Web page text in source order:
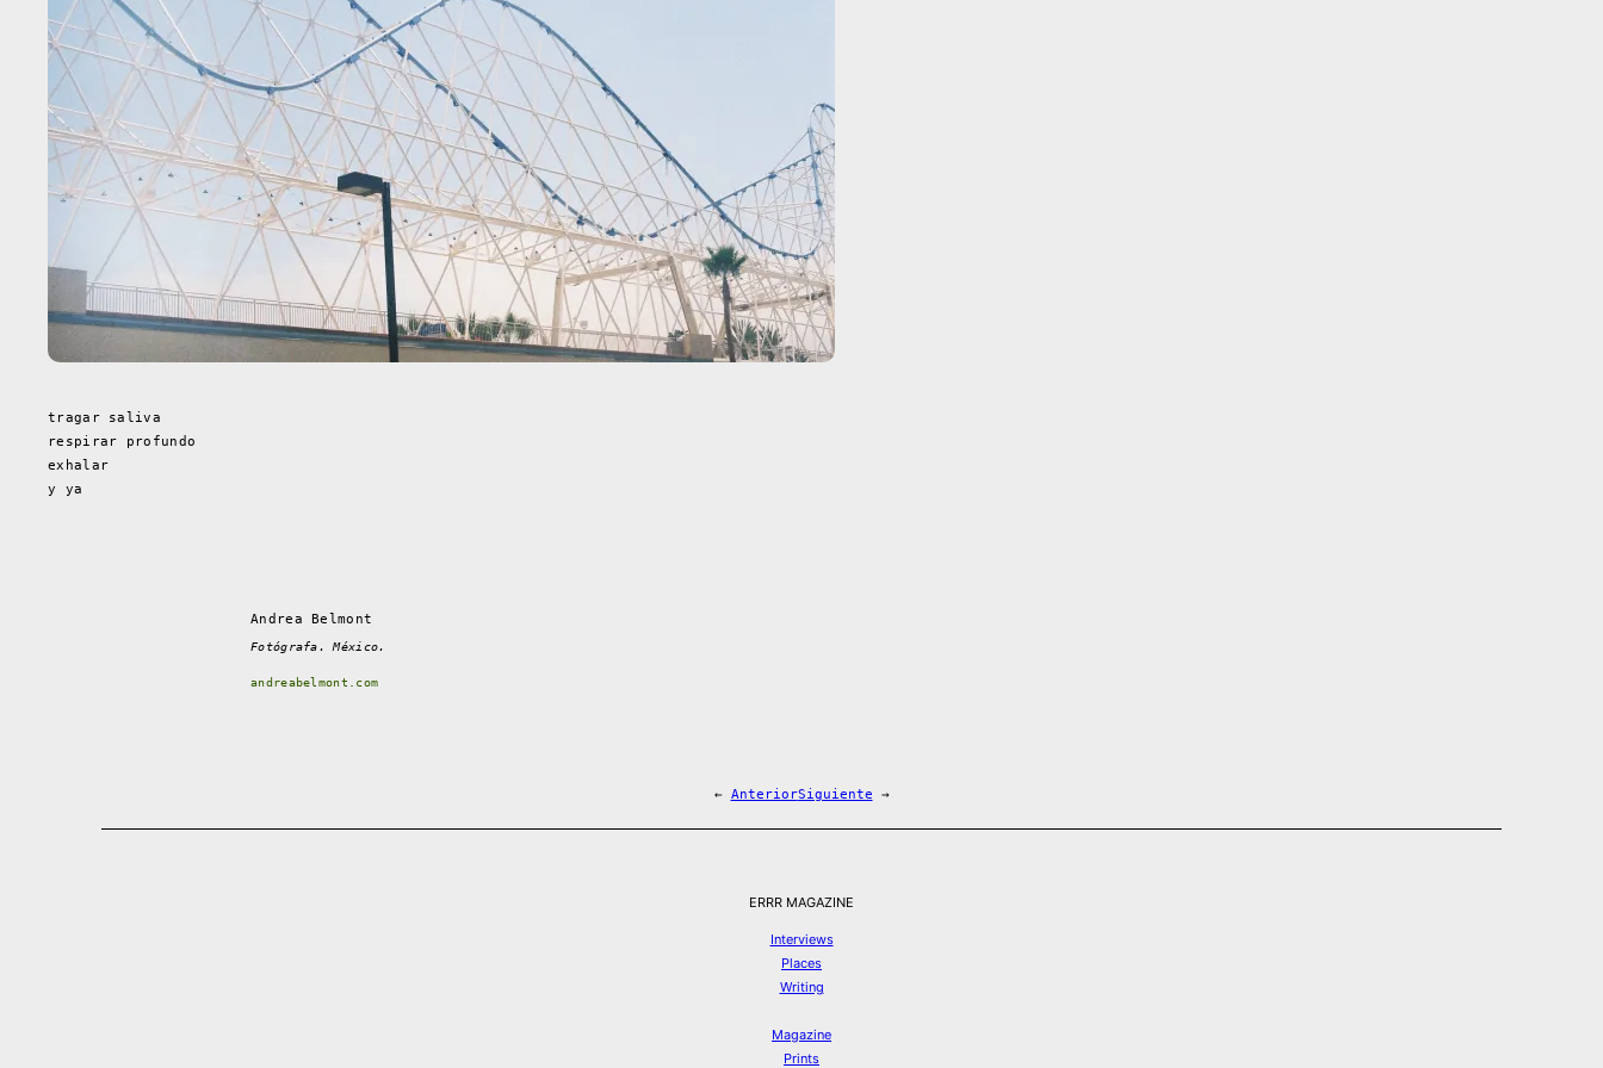
tragar saliva
respirar profundo
exhalar
y ya
Andrea Belmont
Fotógrafa. México.
andreabelmont.com
← AnteriorSiguiente →
ERRR MAGAZINE
Interviews
Places
Writing
Magazine
Prints